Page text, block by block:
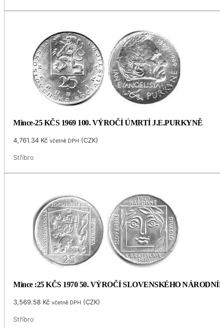
Mince-25 KČS 1969 100. VÝROČÍ ÚMRTÍ J.E.PURKYNĚ
4,761.34 Kč včetně DPH (CZK)
Stříbro
Mince :25 KČS 1970 50. VÝROČÍ SLOVENSKÉHO
3,569.58 Kč včetně DPH (CZK)
Stříbro